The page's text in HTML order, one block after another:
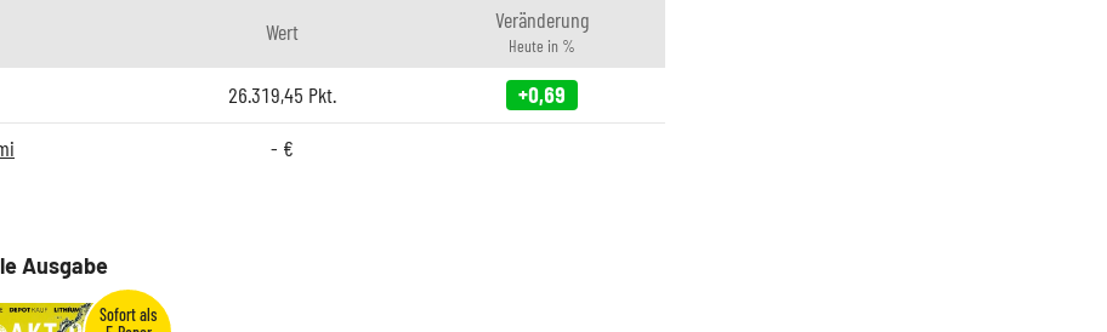
Wert Veränderung
Heute in %
26.319,45 Pkt.
+0,69
- €
Ausgabe